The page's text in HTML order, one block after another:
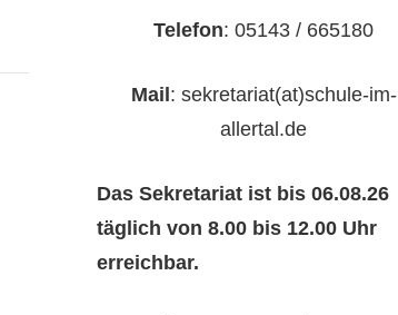
Telefon: 05143 / 665180
Mail : sekretariat(at)schule-im-
allertal.de
Das Sekretariat ist bis 06.08.26
täglich von 8.00 bis 12.00 Uhr
erreichbar.